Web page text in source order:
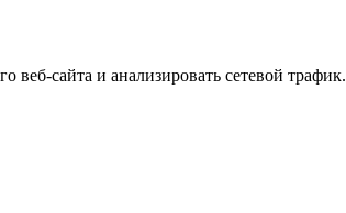
сайта и анализировать сетевой трафик.